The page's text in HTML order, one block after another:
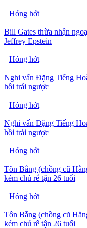
Hóng hớt
Bill Gates thừa nhận
Jeffrey Epstein
Hóng hớt
Nghi vấn Đặng Tiếng
hồi trái ngược
Hóng hớt
Nghi vấn Đặng Tiếng
hồi trái ngược
Hóng hớt
Tôn Bằng (chồng cũ
kém chú rể tận 26 tuổi
Hóng hớt
Tôn Bằng (chồng cũ
kém chú rể tận 26 tuổi